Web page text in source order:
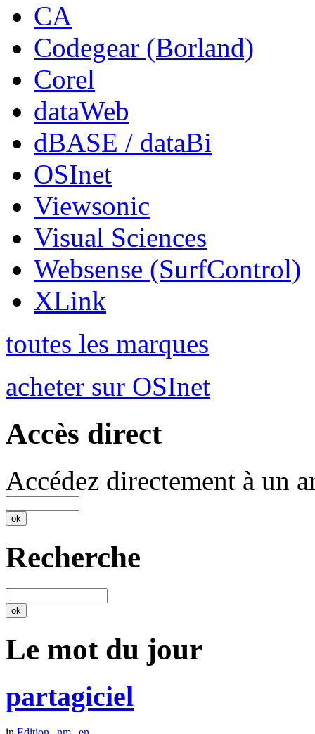
CA
Codegear (Borland)
Corel
dataWeb
dBASE / dataBi
OSInet
Viewsonic
Visual Sciences
Websense (SurfControl)
XLink
toutes les marques
acheter sur OSInet
Accès direct
Accédez directement à un
Recherche
Le mot du jour
partagiciel